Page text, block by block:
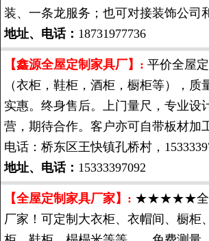
装、一条龙服务；也可对接装饰公司
地址、电话： 18731977736
【鑫源全屋定制家具厂】: 平价全屋
（衣柜，鞋柜，酒柜，橱柜等），质
实惠。终身售后。上门量尺，专业设
营，期待合作。客户亦可自带板材加
电话：桥东区王快镇孔桥村，
地址、电话： 15333397092
【全屋定制家具厂家】: ★★★★★全
厂家！可定制大衣柜、衣帽间、橱柜